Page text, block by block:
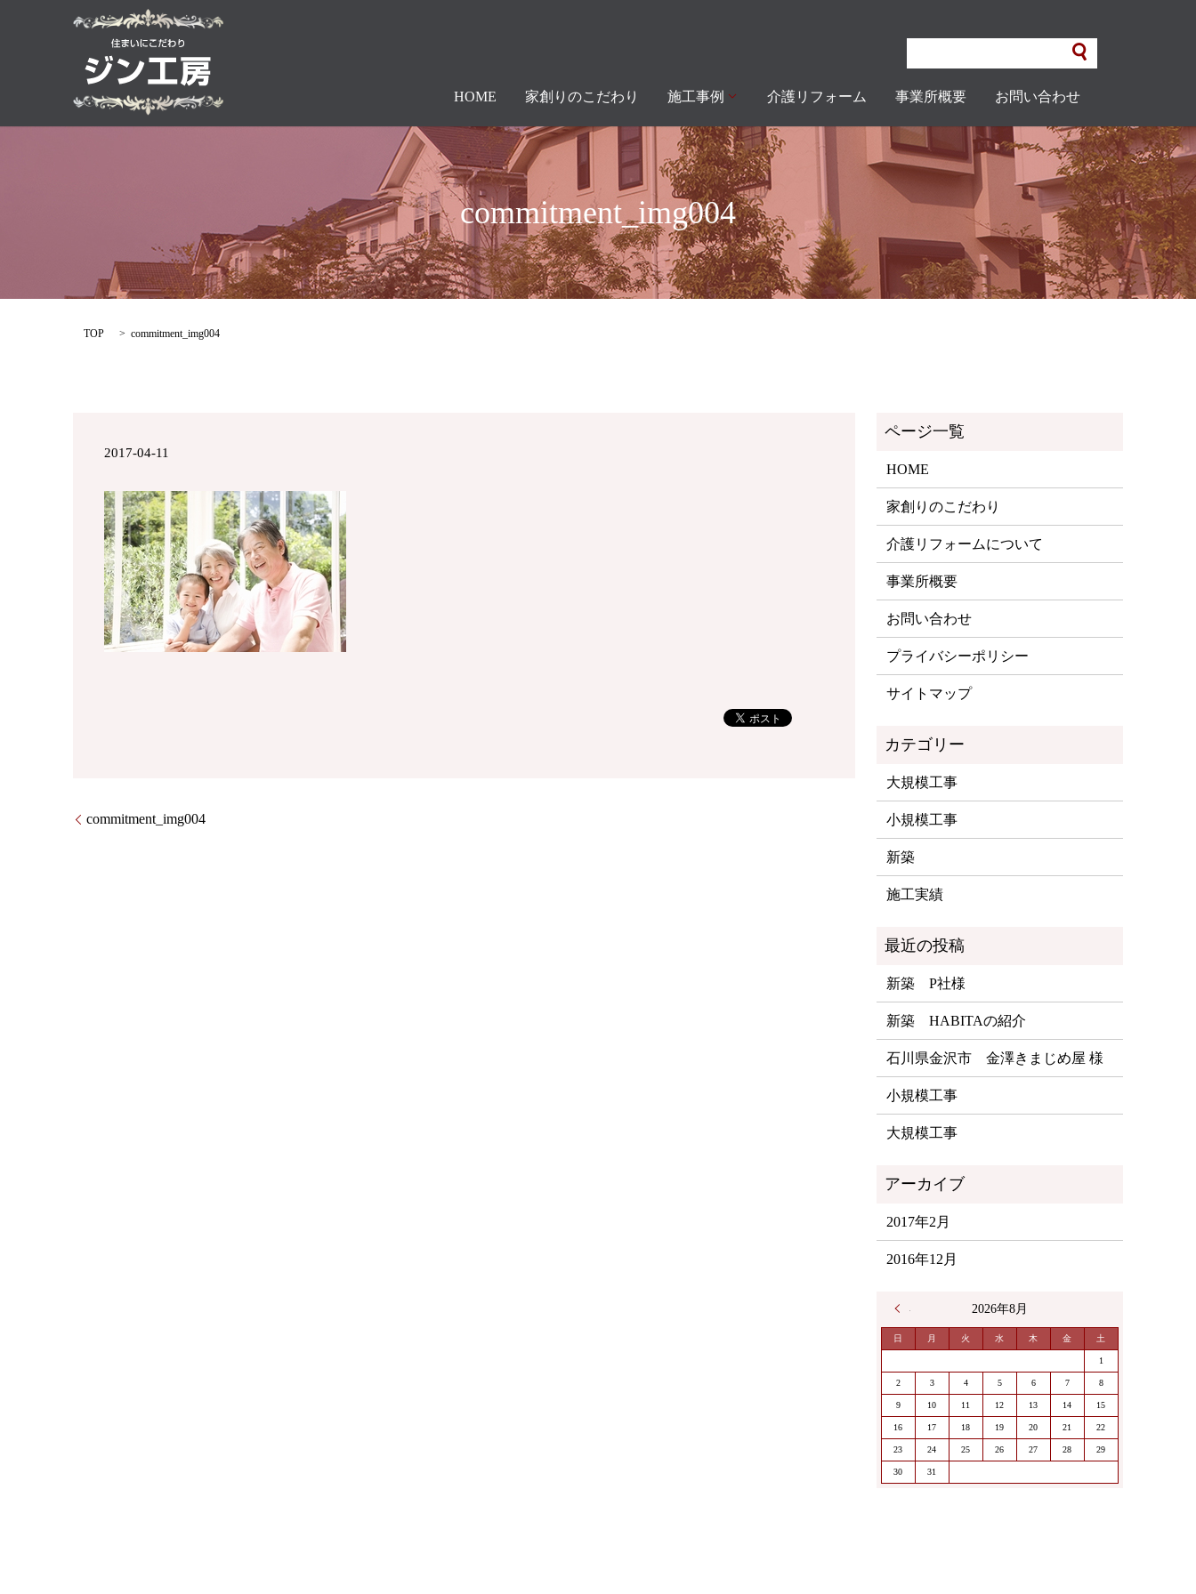
HOME 家創りのこだわり 施工事例 介護リフォーム 事業所概要 お問い合わせ
commitment_img004
TOP commitment_img004
2017-04-11
commitment_img004
HOME
家創りのこだわり
介護リフォームについて
事業所概要
お問い合わせ
プライバシーポリシー
サイトマップ
大規模工事
小規模工事
新築
施工実績
新築 P社様
新築 HABITAの紹介
石川県金沢市 金澤きまじめ屋 様
小規模工事
大規模工事
2017年2月
2016年12月
2026年8月
日 月 火 水 木 金 土
1
2 3 4 5 6 7 8
9 10 11 12 13 14 15
16 17 18 19 20 21 22
23 24 25 26 27 28 29
30 31